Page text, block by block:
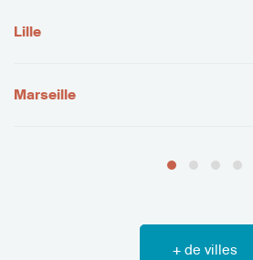
Lille
Marseille
+ de villes